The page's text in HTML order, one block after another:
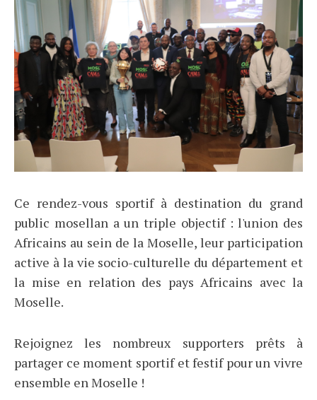
Ce rendez-vous sportif à destination du grand
public mosellan a un triple objectif : l'union des
Africains au sein de la Moselle, leur participation
active à la vie socio-culturelle du département et
la mise en relation des pays Africains avec la
Moselle.
Rejoignez les nombreux supporters prêts à
partager ce moment sportif et festif pour un vivre
ensemble en Moselle !